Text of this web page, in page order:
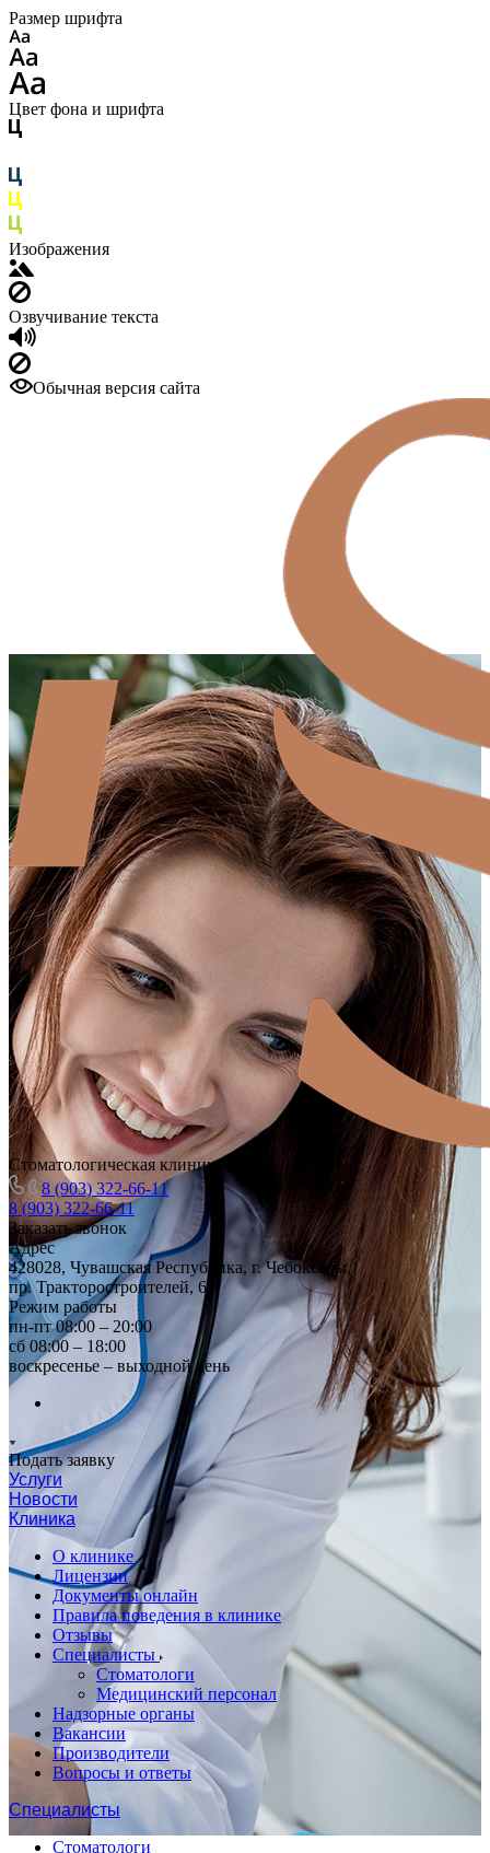
Размер шрифта
Цвет фона и шрифта
Изображения
Озвучивание текста
Обычная версия сайта
Стоматологическая клиника
8 (903) 322-66-11
8 (903) 322-66-11
Заказать звонок
Адрес
428028, Чувашская Республика, г. Чебоксары,
пр. Тракторостроителей, 64
Режим работы
пн-пт 08:00 – 20:00
сб 08:00 – 18:00
воскресенье – выходной день
Подать заявку
Услуги
Новости
Клиника
О клинике
Лицензии
Документы онлайн
Правила поведения в клинике
Отзывы
Специалисты
Стоматологи
Медицинский персонал
Надзорные органы
Вакансии
Производители
Вопросы и ответы
Специалисты
Стоматологи